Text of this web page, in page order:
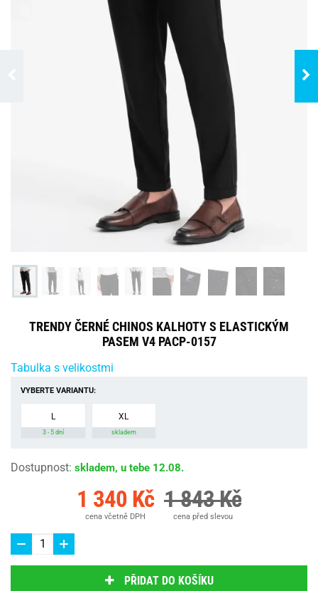
TRENDY ČERNÉ CHINOS KALHOTY S ELASTICKÝM
PASEM V4 PACP-0157
Tabulka s velikostmi
VYBERTE VARIANTU:
L
3 - 5 dní
XL
skladem
Dostupnost: skladem, u tebe 12.08.
1 340 Kč
cena včetně DPH
1 843 Kč
cena před slevou
PŘIDAT DO KOŠÍKU